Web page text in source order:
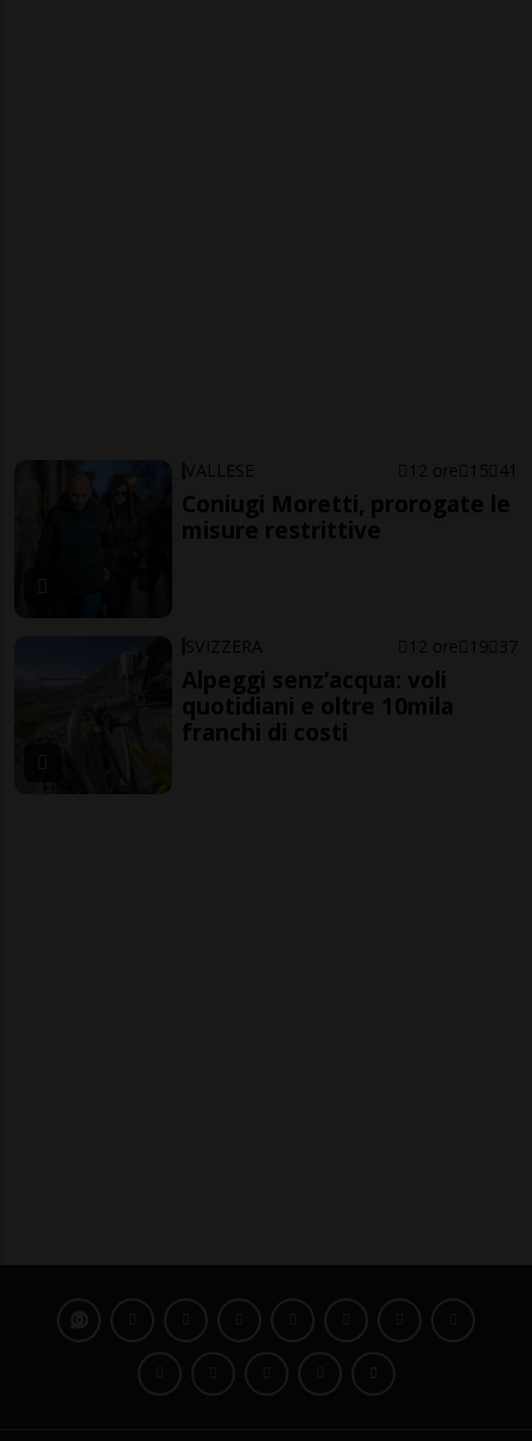
VALLESE 12 ore 15 41
Coniugi Moretti, prorogate le
misure restrittive
SVIZZERA 12 ore 19 37
Alpeggi senz’acqua: voli
quotidiani e oltre 10mila
franchi di costi